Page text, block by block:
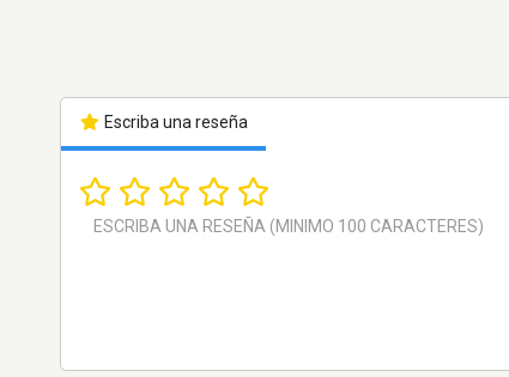
Escriba una reseña